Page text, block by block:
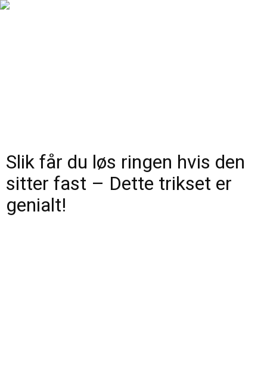
Slik får du løs ringen hvis den
sitter fast – Dette trikset er
genialt!